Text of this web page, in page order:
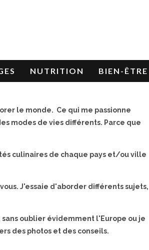
NUTRITION BIEN-ÊTRE
le monde. Ce qui me passionne
modes de vies différents. Parce que
culinaires de chaque pays et/ou ville
J'essaie d'aborder différents sujets,
sans oublier évidemment l'Europe ou je
des photos et des conseils.